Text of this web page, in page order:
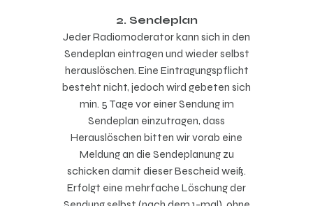
2. Sendeplan
Jeder Radiomoderator kann sich in den
Sendeplan eintragen und wieder selbst
herauslöschen. Eine Eintragungspflicht
besteht nicht, jedoch wird gebeten sich
min. 5 Tage vor einer Sendung im
Sendeplan einzutragen, dass
Herauslöschen bitten wir vorab eine
Meldung an die Sendeplanung zu
schicken damit dieser Bescheid weiß.
Erfolgt eine mehrfache Löschung der